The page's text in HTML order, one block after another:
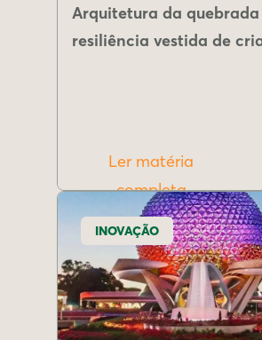
Arquitetura da quebrada
resiliência vestida de
Ler matéria
completa
INOVAÇÃO